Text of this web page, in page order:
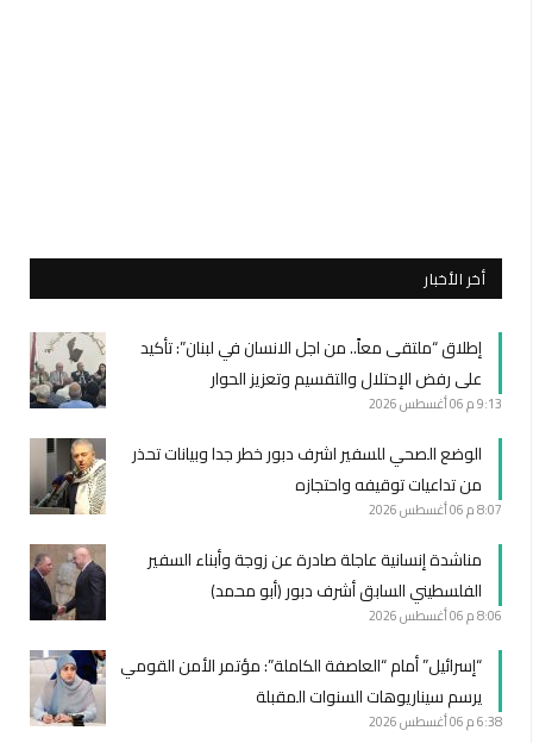
أخر الأخبار
إطلاق “ملتقى معاً.. من اجل الانسان في لبنان”: تأكيد
على رفض الإحتلال والتقسيم وتعزيز الحوار
9:13 م 06 أغسطس 2026
الوضع الصحي للسفير اشرف دبور خطر جدا وبيانات تحذر
من تداعيات توقيفه واحتجازه
8:07 م 06 أغسطس 2026
مناشدة إنسانية عاجلة صادرة عن زوجة وأبناء السفير
الفلسطيني السابق أشرف دبور (أبو محمد)
8:06 م 06 أغسطس 2026
“إسرائيل” أمام “العاصفة الكاملة”: مؤتمر الأمن القومي
يرسم سيناريوهات السنوات المقبلة
6:38 م 06 أغسطس 2026